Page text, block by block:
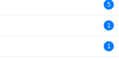
5
1
1